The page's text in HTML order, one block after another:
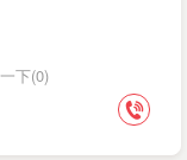
下(0)